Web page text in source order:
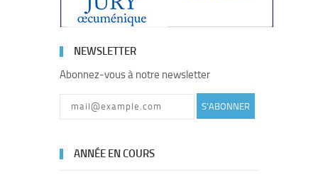
NEWSLETTER
Abonnez-vous à notre newsletter
S'ABONNER
ANNÉE EN COURS